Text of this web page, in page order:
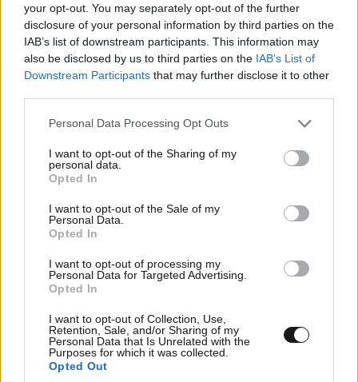
your opt-out. You may separately opt-out of the further
disclosure of your personal information by third parties on the
IAB’s list of downstream participants. This information may
also be disclosed by us to third parties on the IAB’s List of
Downstream Participants that may further disclose it to other
Please note that this website/app uses one or more Google
not limited to your visit or usage behaviour. You may click to
grant or deny consent to Google and its third-party tags to
use your data for below specified purposes in below Google
consent section.
Personal Data Processing Opt Outs
I want to opt-out of the Sharing of my
personal data.
Opted In
I want to opt-out of the Sale of my
Personal Data.
Opted In
I want to opt-out of processing my
Personal Data for Targeted Advertising.
Opted In
I want to opt-out of Collection, Use,
Retention, Sale, and/or Sharing of my
Personal Data that Is Unrelated with the
Purposes for which it was collected.
Opted Out